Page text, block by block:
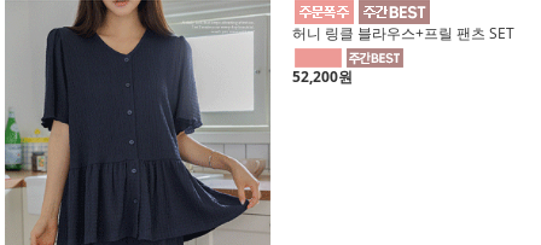
허니 링클 블라우스+프릴 팬츠 SET
52,200원